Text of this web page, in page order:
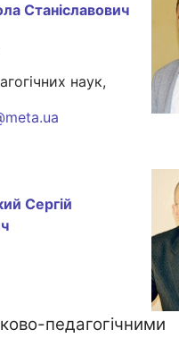
Станіславович
наук,
Сергій
педагогічними